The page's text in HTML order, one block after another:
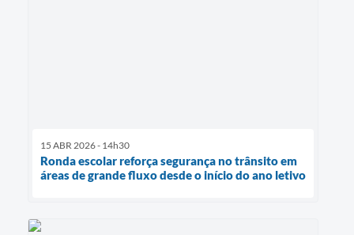
15 ABR 2026 - 14h30
Ronda escolar reforça segurança no trânsito em
áreas de grande fluxo desde o início do ano letivo